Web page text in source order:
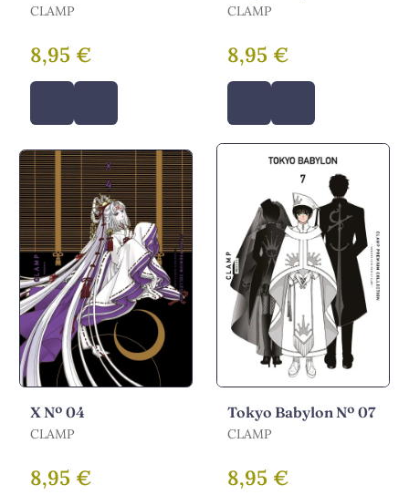
CLAMP
8,95 €
CLAMP
8,95 €
X Nº 04
CLAMP
8,95 €
Tokyo Babylon Nº 07
CLAMP
8,95 €